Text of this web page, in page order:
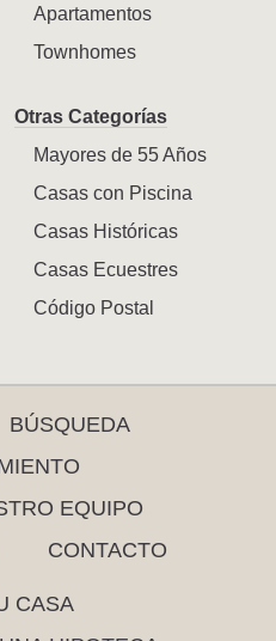
Apartamentos
Townhomes
Otras Categorías
Mayores de 55 Años
Casas con Piscina
Casas Históricas
Casas Ecuestres
Código Postal
BÚSQUEDA
EQUIPO
CONTACTO
CASA